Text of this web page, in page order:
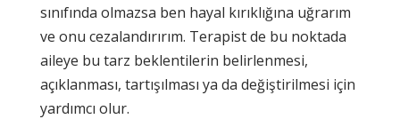
sınıfında olmazsa ben hayal kırıklığına uğrarım
ve onu cezalandırırım. Terapist de bu noktada
aileye bu tarz beklentilerin belirlenmesi,
açıklanması, tartışılması ya da değiştirilmesi için
yardımcı olur.